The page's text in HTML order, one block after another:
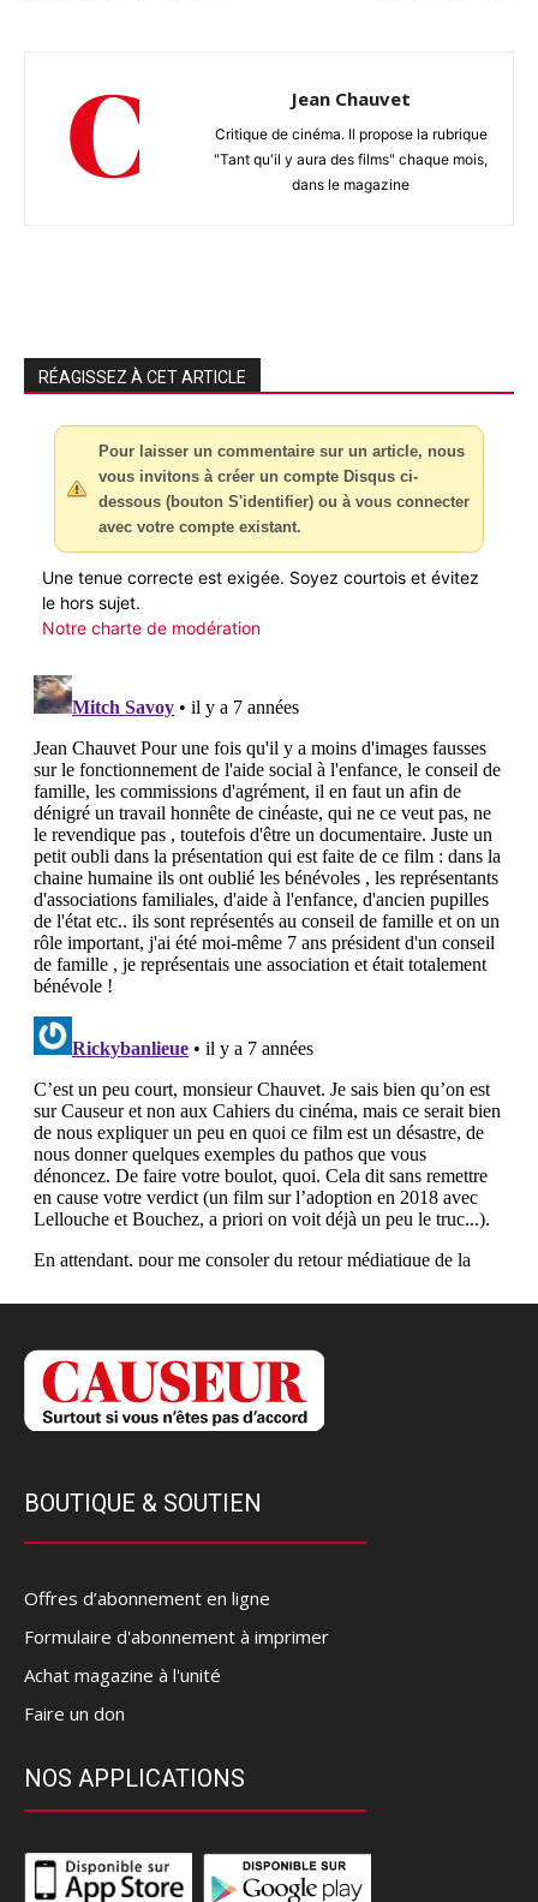
Jean Chauvet
Critique de cinéma. Il propose la rubrique
"Tant qu'il y aura des films" chaque mois,
dans le magazine
RÉAGISSEZ À CET ARTICLE
Pour laisser un commentaire sur un article, nous
vous invitons à créer un compte Disqus ci-
dessous (bouton S'identifier) ou à vous connecter
avec votre compte existant.
Une tenue correcte est exigée. Soyez courtois et évitez
le hors sujet.
Notre charte de modération
BOUTIQUE & SOUTIEN
Offres d’abonnement en ligne
Formulaire d'abonnement à imprimer
Achat magazine à l'unité
Faire un don
NOS APPLICATIONS